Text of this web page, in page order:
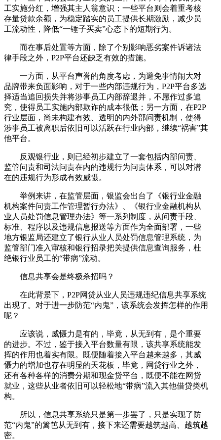
工实施分红，增强其主人翁意识；一些平台则会着重考核
存量贷款余额，为稳定踏实的员工提供长期激励，减少员
工流动性，降低“一锤子买卖”心态下的短期行为。
而在事后处置等方面，除了个别影响恶劣案件诉诸法
律手段之外，P2P平台还缺乏有效的措施。
一方面，从平台声誉的角度考虑，为避免事情闹大对
品牌带来负面影响，对于一些内部违规行为，P2P平台多选
择适当追回损失并将涉事员工内部辞退并，不愿作过多追
究，使得员工实施内部欺诈的成本很低；另一方面，在P2P
行业层面，尚未构建有效、透明的内外部问责机制，使得
涉事员工被离职后依旧可以活跃在行业内部，继续“祸害”其
他平台。
反观银行业，则已经初步建立了一套包括内部问责、
监管问责和司法问责在内的违规行为问责体系，可以对潜
在的违规行为形成有效威慑。
举例来讲，在监管层面，银监会出台了《银行业金融
机构案件问责工作管理暂行办法》、《银行业金融机构从
业人员处罚信息管理办法》等一系列制度，从问责手段、
标准、程序以及违规信息报送等方面作为全面部署，一些
地方银监局还建立了银行从业人员处罚信息管理系统，为
监管部门准入审核和银行招录把关提供信息查询服务，杜
绝银行业员工的“带病”流动。
信息共享会是终极杀招吗？
在此背景下，P2P网贷从业人员违规违纪信息共享系统
出现了。对于进一步防范“内鬼”，该系统会发挥怎样的作用
呢？
应该说，威慑力是有的，毕竟，从无到有，是个重要
的进步。不过，鉴于接入平台数量有限，该共享系统能发
挥的作用也着实有限。既便随着接入平台越来越多，其威
慑力的增加也存在明显的天花板，毕竟，网贷行业之外，
还有各种各样的消费分期和现金贷平台，既便不能在网贷
就业，这些从业者依旧可以轻松地“带病”流入其他借贷类机
构。
所以，信息共享系统只是第一步罢了，只是实现了防
范“内鬼”的篱笆从无到有，接下来还需要越筑越高、越筑越
密。